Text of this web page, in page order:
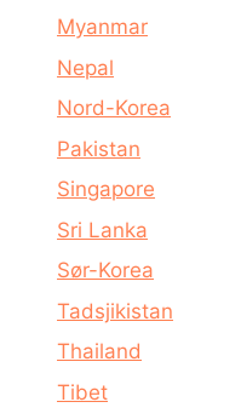
Myanmar
Nepal
Nord-Korea
Pakistan
Singapore
Sri Lanka
Sør-Korea
Tadsjikistan
Thailand
Tibet